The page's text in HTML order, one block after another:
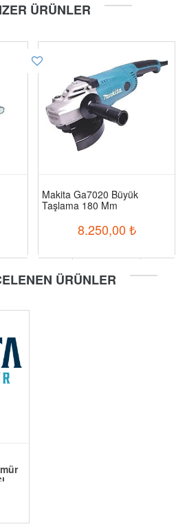
ÜRÜNLER
Makita Ga7020 Büyük
Taşlama 180 Mm
8.250,00 ₺
ÜRÜNLER